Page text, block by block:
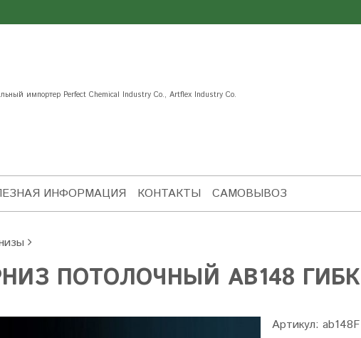
импортер Perfect Chemical Industry Co., Artflex Industry Co.
ИНФОРМАЦИЯ КОНТАКТЫ САМОВЫВОЗ
ПОТОЛОЧНЫЙ AB148
Артикул: ab148F